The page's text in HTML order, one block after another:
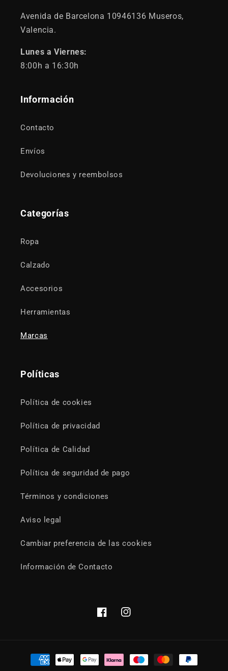
Avenida de Barcelona 10946136 Museros,
Valencia.
Lunes a Viernes:
8:00h a 16:30h
Información
Contacto
Envíos
Devoluciones y reembolsos
Categorías
Ropa
Calzado
Accesorios
Herramientas
Marcas
Políticas
Política de cookies
Política de privacidad
Política de Calidad
Política de seguridad de pago
Términos y condiciones
Aviso legal
Cambiar preferencia de las cookies
Información de Contacto
FacebookInstagram
Formas